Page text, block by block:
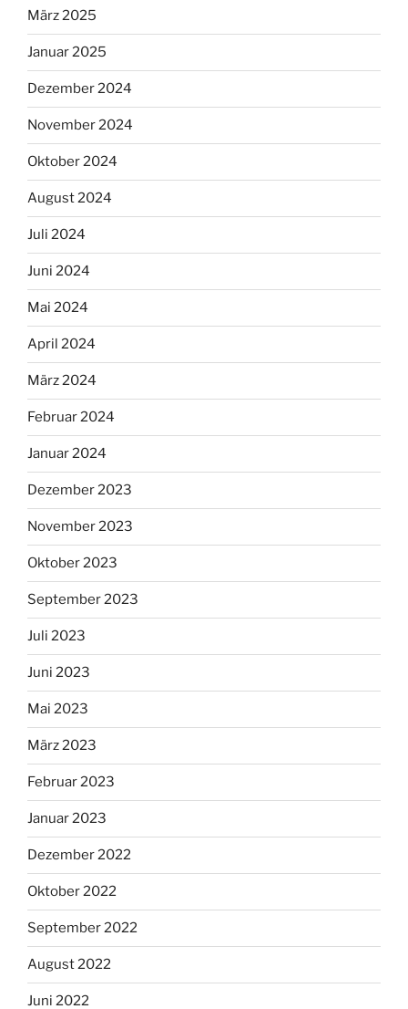
März 2025
Januar 2025
Dezember 2024
November 2024
Oktober 2024
August 2024
Juli 2024
Juni 2024
Mai 2024
April 2024
März 2024
Februar 2024
Januar 2024
Dezember 2023
November 2023
Oktober 2023
September 2023
Juli 2023
Juni 2023
Mai 2023
März 2023
Februar 2023
Januar 2023
Dezember 2022
Oktober 2022
September 2022
August 2022
Juni 2022